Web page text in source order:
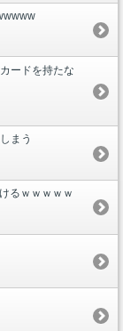
ードを持たな
まう
るｗｗｗｗｗ